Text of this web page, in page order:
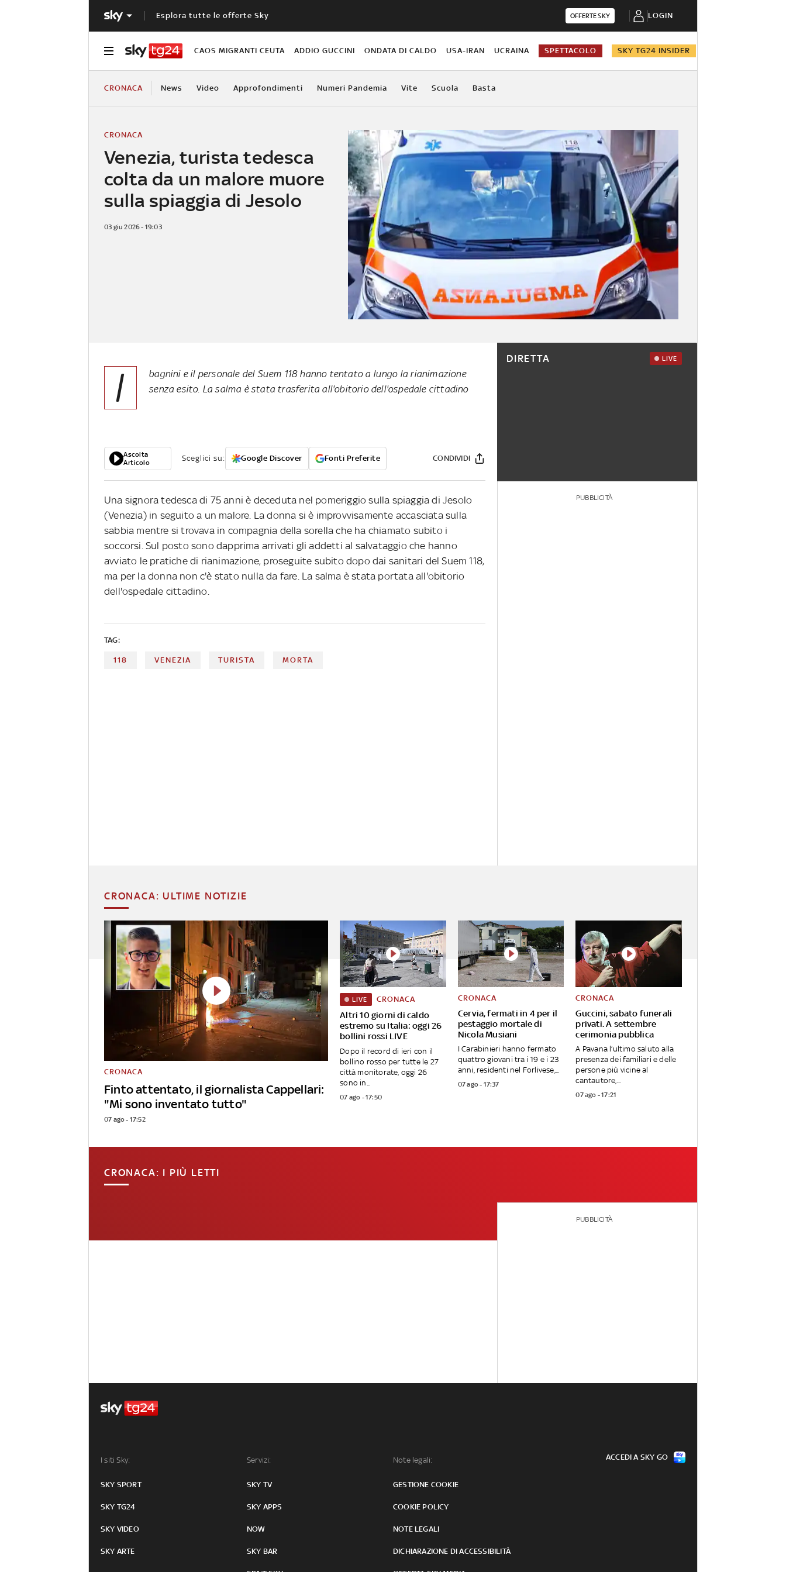
Esplora tutte le offerte Sky OFFERTE SKY LOGIN
CAOS MIGRANTI CEUTA ADDIO GUCCINI ONDATA DI CALDO USA-IRAN UCRAINA SPETTACOLO SKY TG24 INSIDER
CRONACA News Video Approfondimenti Numeri Pandemia Vite Scuola Basta
Venezia, turista tedesca
colta da un malore muore
sulla spiaggia di Jesolo
CRONACA
03 giu 2026 - 19:03
I
bagnini e il personale del Suem 118 hanno tentato a lungo la rianimazione
senza esito. La salma è stata trasferita all'obitorio dell'ospedale cittadino
Ascolta
Articolo
Sceglici su: Google Discover Fonti Preferite CONDIVIDI
Una signora tedesca di 75 anni è deceduta nel pomeriggio sulla spiaggia di Jesolo
(Venezia) in seguito a un malore. La donna si è improvvisamente accasciata sulla
sabbia mentre si trovava in compagnia della sorella che ha chiamato subito i
soccorsi. Sul posto sono dapprima arrivati gli addetti al salvataggio che hanno
avviato le pratiche di rianimazione, proseguite subito dopo dai sanitari del Suem 118,
ma per la donna non c'è stato nulla da fare. La salma è stata portata all'obitorio
dell'ospedale cittadino.
TAG:
118 VENEZIA TURISTA MORTA
DIRETTA LIVE
PUBBLICITÀ
CRONACA: ULTIME NOTIZIE
Finto attentato, il giornalista Cappellari:
"Mi sono inventato tutto"
CRONACA
07 ago - 17:52
Altri 10 giorni di caldo
estremo su Italia: oggi 26
bollini rossi LIVE
LIVE CRONACA
Dopo il record di ieri con il
bollino rosso per tutte le 27
città monitorate, oggi 26
sono in...
07 ago - 17:50
Cervia, fermati in 4 per il
pestaggio mortale di
Nicola Musiani
CRONACA
I Carabinieri hanno fermato
quattro giovani tra i 19 e i 23
anni, residenti nel Forlivese,...
07 ago - 17:37
Guccini, sabato funerali
privati. A settembre
cerimonia pubblica
CRONACA
A Pavana l’ultimo saluto alla
presenza dei familiari e delle
persone più vicine al
cantautore,...
07 ago - 17:21
CRONACA: I PIÙ LETTI
PUBBLICITÀ
I siti Sky:
SKY SPORT
SKY TG24
SKY VIDEO
SKY ARTE
Servizi:
SKY TV
SKY APPS
NOW
SKY BAR
Note legali:
GESTIONE COOKIE
COOKIE POLICY
NOTE LEGALI
DICHIARAZIONE DI ACCESSIBILITÀ
ACCEDI A SKY GO